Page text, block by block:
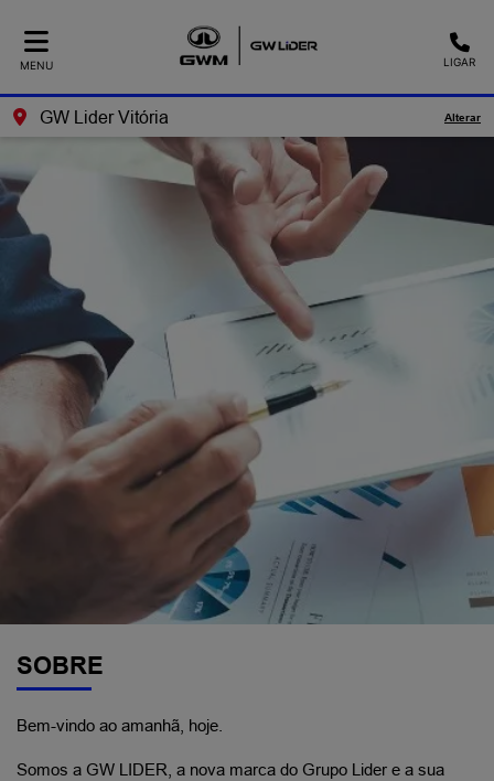
MENU LIGAR
GW Lider Vitória Alterar
SOBRE
Bem-vindo ao amanhã, hoje.
Somos a GW LIDER, a nova marca do Grupo Lider e a sua